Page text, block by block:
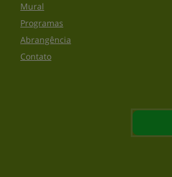
Mural
Programas
Abrangência
Contato